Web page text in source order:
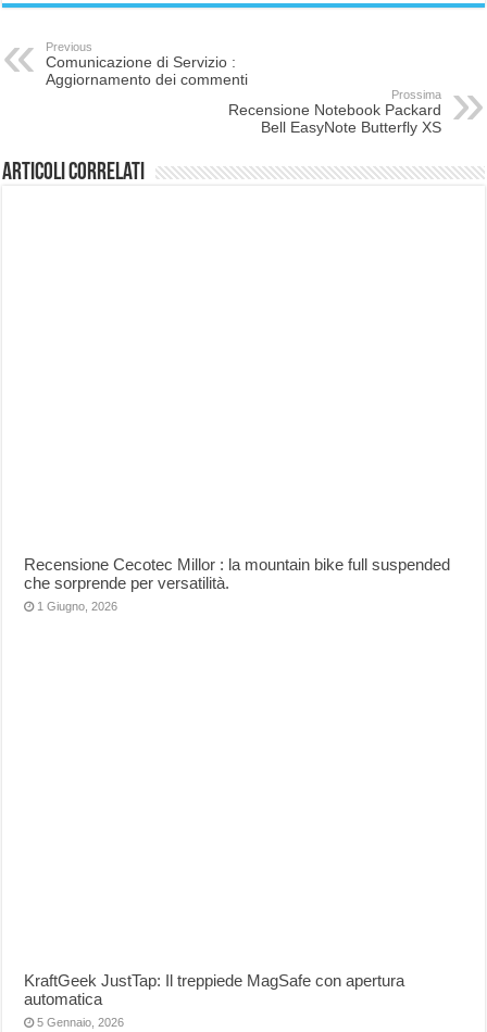
Previous
Comunicazione di Servizio :
Aggiornamento dei commenti
Prossima
Recensione Notebook Packard
Bell EasyNote Butterfly XS
Articoli correlati
Recensione Cecotec Millor : la mountain bike full suspended
che sorprende per versatilità.
1 Giugno, 2026
KraftGeek JustTap: Il treppiede MagSafe con apertura
automatica
5 Gennaio, 2026